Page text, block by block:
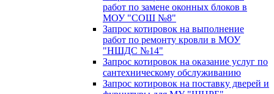
работ по замене оконных блоков в
МОУ "СОШ №8"
Запрос котировок на выполнение
работ по ремонту кровли в МОУ
"НШДС №14"
Запрос котировок на оказание услуг по
сантехническому обслуживанию
Запрос котировок на поставку дверей и